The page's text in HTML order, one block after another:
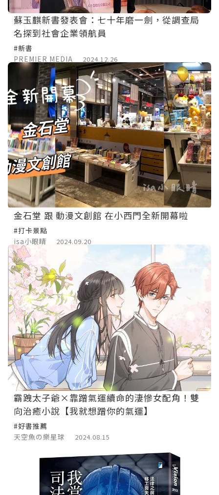
蘇玉麒新書發表會：七十年磨一劍，從調查局
名探到社會企業領航員
#新書
PREMIER MEDIA
2024.12.26
金石堂 跟 動漫文創館 在小西門全新開幕啦
#打卡景點
isa小眼睛
2024.09.20
霸跩太子爺×靠蹭氣運續命的淒慘女配角！雙
向治癒小說【我就想蹭你的氣運】
#好書推薦
天空魚の樂星球
2024.08.15